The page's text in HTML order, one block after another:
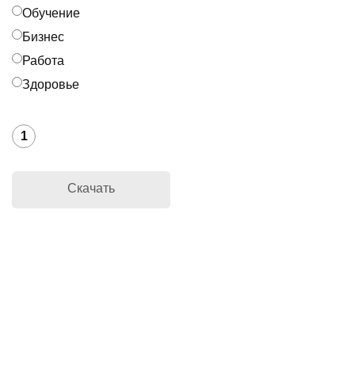
Обучение
Бизнес
Работа
Здоровье
1
Скачать